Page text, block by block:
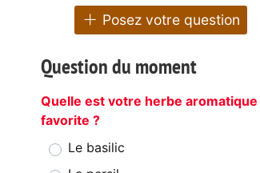
Posez votre question
Question du moment
Quelle est votre herbe aromatique
favorite ?
Le basilic